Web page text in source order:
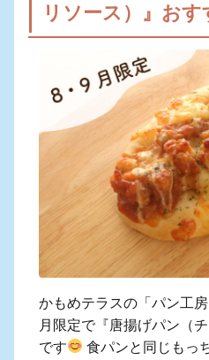
リソース）』お
かもめテラスの「パン工
月限定で『唐揚げパン（
です
食パンと同じもっ